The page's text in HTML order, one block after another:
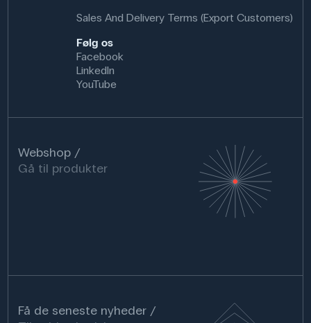
Sales And Delivery Terms (Export Customers)
Følg os
Facebook
LinkedIn
YouTube
Webshop
Gå til produkter
Få de seneste nyheder